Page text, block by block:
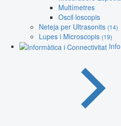
Multímetres
Oscil·loscopis
Neteja per Ultrasonits (14)
Lupes i Microscopis (19)